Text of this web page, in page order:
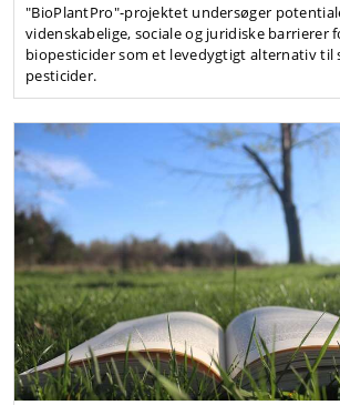
"BioPlantPro"-projektet undersøger
videnskabelige, sociale og juridiske barrierer
biopesticider som et levedygtigt alternativ til
pesticider.